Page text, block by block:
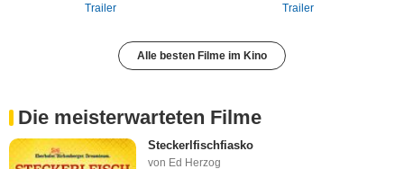
Trailer
Trailer
Alle besten Filme im Kino
Die meisterwarteten Filme
Steckerlfischfiasko
von Ed Herzog